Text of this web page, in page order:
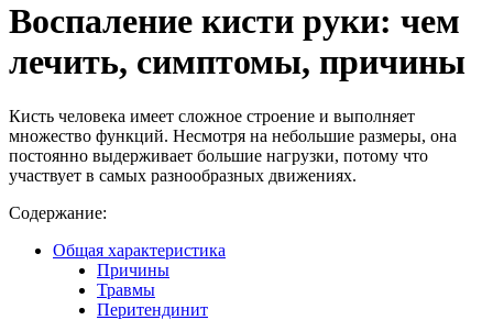
Воспаление кисти руки: чем
лечить, симптомы, причины
Кисть человека имеет сложное строение и выполняет
множество функций. Несмотря на небольшие размеры, она
постоянно выдерживает большие нагрузки, потому что
участвует в самых разнообразных движениях.
Содержание:
Общая характеристика
Причины
Травмы
Перитендинит